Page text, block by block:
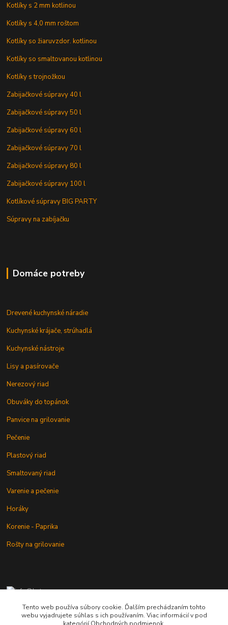
Kotlíky s 2 mm kotlinou
Kotlíky s 4,0 mm roštom
Kotlíky so žiaruvzdor. kotlinou
Kotlíky so smaltovanou kotlinou
Kotlíky s trojnožkou
Zabijačkové súpravy 40 l
Zabijačkové súpravy 50 l
Zabijačkové súpravy 60 l
Zabijačkové súpravy 70 l
Zabijačkové súpravy 80 l
Zabijačkové súpravy 100 l
Kotlíkové súpravy BIG PARTY
Súpravy na zabíjačku
Domáce potreby
Drevené kuchynské náradie
Kuchynské krájače, strúhadlá
Kuchynské nástroje
Lisy a pasírovače
Nerezový riad
Obuváky do topánok
Panvice na grilovanie
Pečenie
Plastový riad
Smaltovaný riad
Varenie a pečenie
Horáky
Korenie - Paprika
Rošty na grilovanie
+421 902 212 007
od 8:00 - do 16:00 hod
Tento web používa súbory cookie. Ďalším prechádzaním tohto
webu vyjadrujete súhlas s ich používaním. Viac informácií v pod